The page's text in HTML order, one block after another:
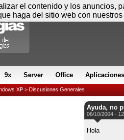
9x Server Office Aplicaciones
XP > Discusiones Generales
Ayuda, no
06/10/2004 -
Hola
el contenido y los anuncios,
haga del sitio web con